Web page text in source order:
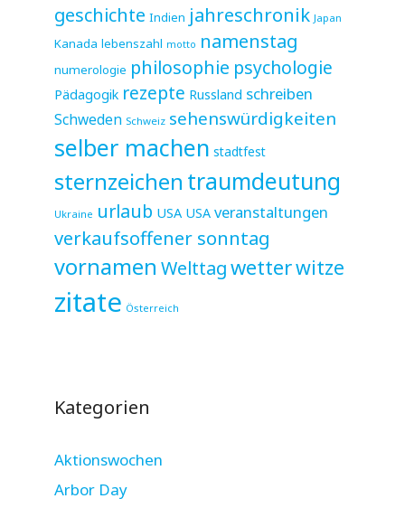
geschichte Indien jahreschronik Japan
Kanada lebenszahl motto namenstag
numerologie philosophie psychologie
Pädagogik rezepte Russland schreiben
Schweden Schweiz sehenswürdigkeiten
selber machen stadtfest
sternzeichen traumdeutung
Ukraine urlaub USA USA veranstaltungen
verkaufsoffener sonntag
vornamen Welttagwetterwitze
zitate Österreich
Kategorien
Aktionswochen
Arbor Day